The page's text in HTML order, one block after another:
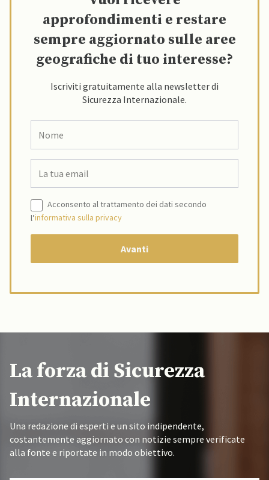
approfondimenti e restare
sempre aggiornato sulle aree
geografiche di tuo interesse?
Iscriviti gratuitamente alla newsletter di
Sicurezza Internazionale.
Acconsento al trattamento dei dati secondo
l’informativa sulla privacy
La forza di Sicurezza
Internazionale
Una redazione di esperti e un sito indipendente,
costantemente aggiornato con notizie sempre verificate
alla fonte e riportate in modo obiettivo.